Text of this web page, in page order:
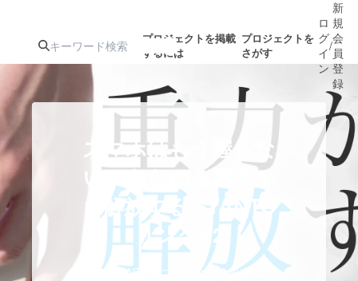
プロジェクトを掲載
するには
プロジェクトを
さがす
人気のプロ
ジェクト
注目の新着プロ
ジェクト
募集終了が近いプ
ロジェクト
もうすぐ公開
されます
アート・写真 音楽
テクノロジー・ガジェット ゲーム・
ロ
グ
イ
ン
/
新
規
会
員
登
録
スマホはもう握らな
い。あらゆる重力か
ら解放する SYANTO
リングV2
SYANTO プロダクト 東京都